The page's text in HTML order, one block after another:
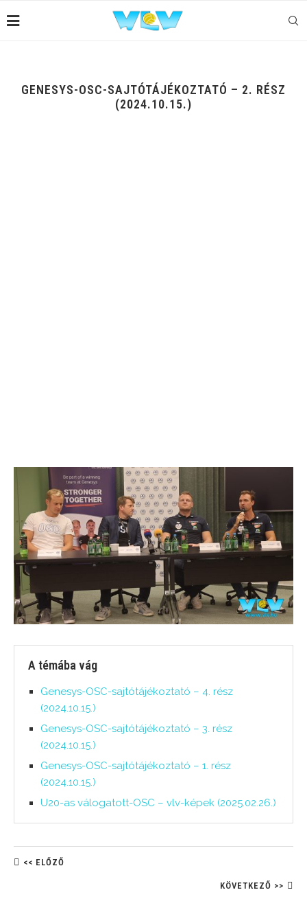
GENESYS-OSC-SAJTÓTÁJÉKOZTATÓ – 2. RÉSZ
(2024.10.15.)
A témába vág
Genesys-OSC-sajtótájékoztató – 4. rész
(2024.10.15.)
Genesys-OSC-sajtótájékoztató – 3. rész
(2024.10.15.)
Genesys-OSC-sajtótájékoztató – 1. rész
(2024.10.15.)
U20-as válogatott-OSC – vlv-képek (2025.02.26.)
<< ELŐZŐ
KÖVETKEZŐ >>